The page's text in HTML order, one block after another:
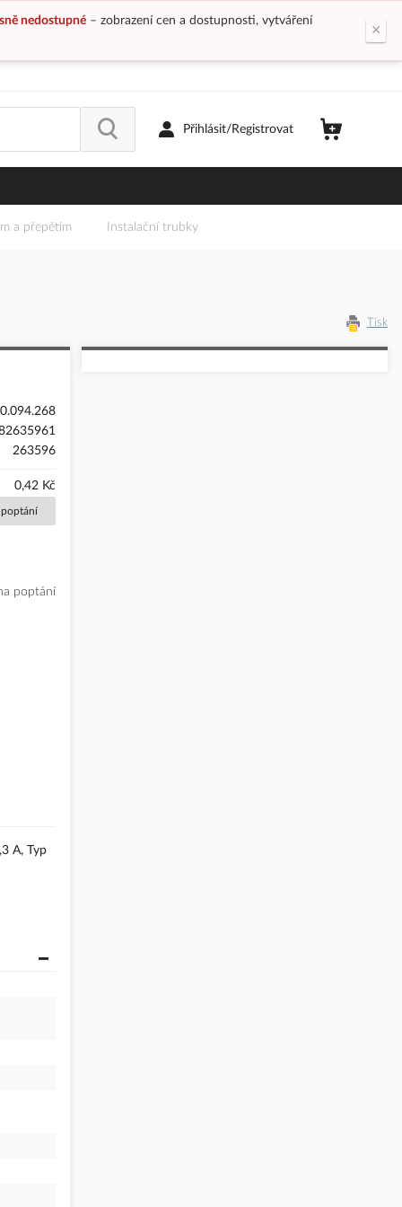
nedostupné– zobrazení cen a dostupnosti, vytváření
×
Přihlásit/Registrovat
a přepětím Instalační trubky
Tisk
263596
0,42 Kč
poptání
poptání
A, Typ